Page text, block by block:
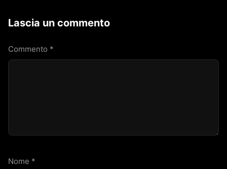
Lascia un commento
Commento *
Nome *